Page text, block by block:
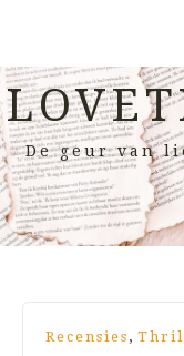
De geur van
Recensies ,